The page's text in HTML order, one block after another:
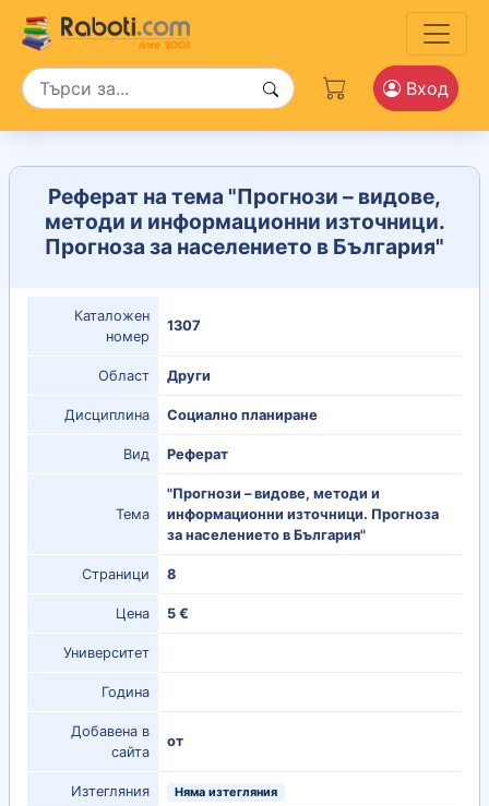
Вход
Реферат на тема "Прогнози – видове,
методи и информационни източници.
Прогноза за населението в България"
Каталожен
номер
1307
Област Други
Дисциплина Социално планиране
Вид Реферат
Тема
"Прогнози – видове, методи и
информационни източници. Прогноза
за населението в България"
Страници 8
Цена 5 €
Университет
Година
Добавена в
сайта
от
Изтегляния Няма изтегляния